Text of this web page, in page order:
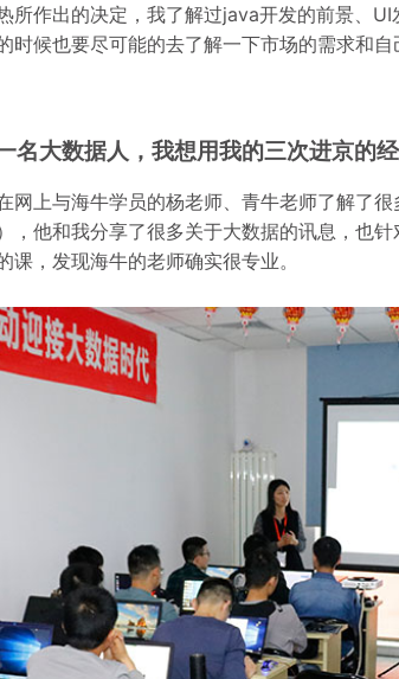
所作出的决定，我了解过java开发的前景、
时候也要尽可能的去了解一下市场的需求和
大数据人，我想用我的三次进京的经
网上与海牛学员的杨老师、青牛老师了解了
，他和我分享了很多关于大数据的讯息，也
，发现海牛的老师确实很专业。